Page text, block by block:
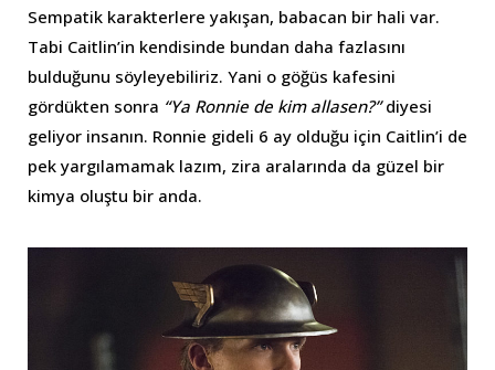
Sempatik karakterlere yakışan, babacan bir hali var.
Tabi Caitlin’in kendisinde bundan daha fazlasını
bulduğunu söyleyebiliriz. Yani o göğüs kafesini
gördükten sonra “Ya Ronnie de kim allasen?”diyesi
geliyor insanın. Ronnie gideli 6 ay olduğu için Caitlin’i de
pek yargılamamak lazım, zira aralarında da güzel bir
kimya oluştu bir anda.